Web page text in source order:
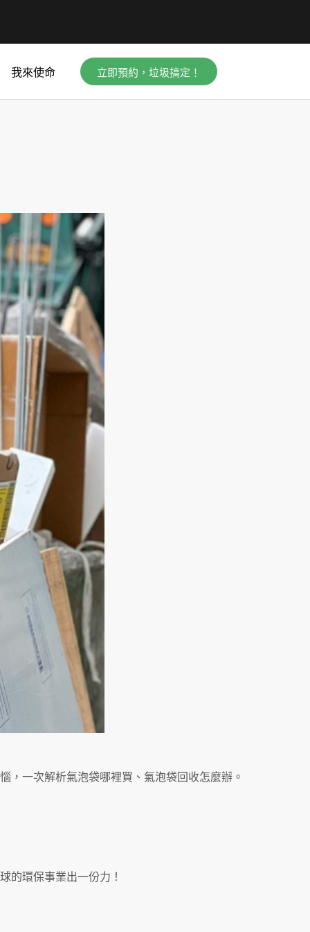
我來使命 立即預約，垃圾搞定！
，一次解析氣泡袋哪裡買、氣泡袋回收怎麼辦。
的環保事業出一份力！